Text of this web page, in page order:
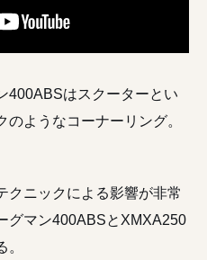
400ABSはスクーターとい
ようなコーナーリング。
クニックによる影響が非常
グマン400ABSとXMXA250